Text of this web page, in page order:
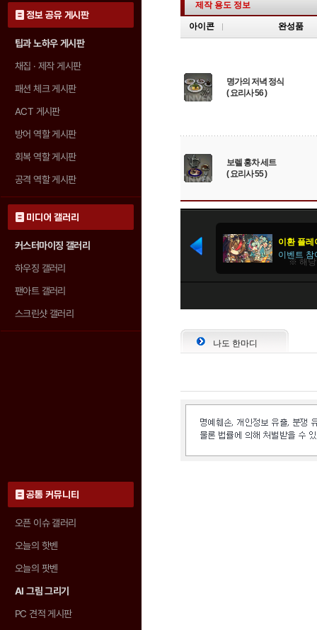
정보 공유 게시판
팁과 노하우 게시판
채집 · 제작 게시판
패션 체크 게시판
ACT 게시판
방어 역할 게시판
회복 역할 게시판
공격 역할 게시판
미디어 갤러리
커스터마이징 갤러리
하우징 갤러리
팬아트 갤러리
스크린샷 갤러리
공통 커뮤니티
오픈 이슈 갤러리
오늘의 핫벤
오늘의 팟벤
AI 그림 그리기
PC 견적 게시판
제작 용도 정보
아이콘 완성품
명가의 저녁 정식
( 요리사 56 )
보렐 홍차 세트
( 요리사 55 )
나도 한마디